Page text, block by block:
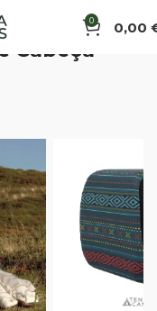
0 0,00
Cabeça